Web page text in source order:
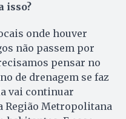
isso?
onde houver
não passem por
pensar no
de drenagem se faz
vai continuar
Região Metropolitana